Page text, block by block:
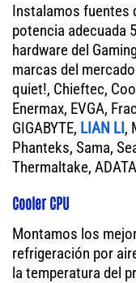
Instalamos fuentes
potencia adecuada
hardware del
marcas del
quiet!, Chieftec,
Enermax, EVGA,
GIGABYTE, LIAN LI,
Phanteks, Sama,
Thermaltake,
Cooler CPU
Montamos los
refrigeración por
la temperatura del